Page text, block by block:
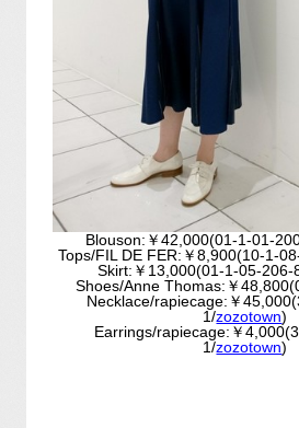
Blouson:￥42,000(01-1-01-
Tops/FIL DE FER:￥8,900(10-1-
Skirt:￥13,000(01-1-05-206-
Shoes/Anne Thomas:￥
Necklace/rapiecage:￥
1/zozotown)
Earrings/rapiecage:￥
1/zozotown)